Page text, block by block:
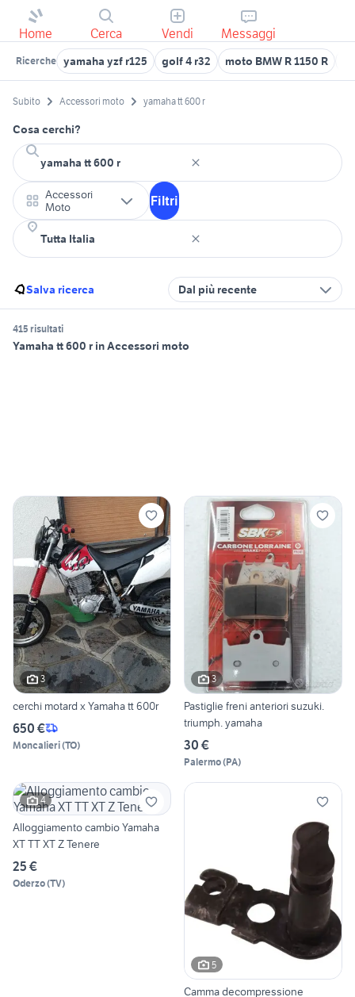
Home Cerca Vendi Messaggi
Ricerche yamaha yzf r125 golf 4 r32 moto BMW R 1150 R
Subito Accessori moto yamaha tt 600 r
Cosa cerchi?
Accessori
Moto
Filtri
Salva ricerca Dal più recente
415 risultati
Yamaha tt 600 r in Accessori moto
3
cerchi motard x Yamaha tt 600r
650 €
Moncalieri(TO)
3
Pastiglie freni anteriori suzuki.
triumph. yamaha
30 €
Palermo(PA)
4
Alloggiamento cambio Yamaha
XT TT XT Z Tenere
25 €
Oderzo(TV)
5
Camma decompressione